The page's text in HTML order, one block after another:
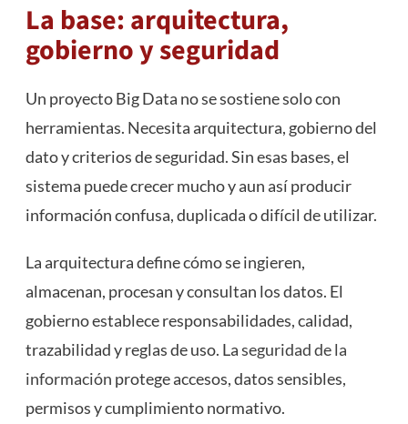
La base: arquitectura,
gobierno y seguridad
Un proyecto Big Data no se sostiene solo con
herramientas. Necesita arquitectura, gobierno del
dato y criterios de seguridad. Sin esas bases, el
sistema puede crecer mucho y aun así producir
información confusa, duplicada o difícil de utilizar.
La arquitectura define cómo se ingieren,
almacenan, procesan y consultan los datos. El
gobierno establece responsabilidades, calidad,
trazabilidad y reglas de uso. Laseguridad de la
información protege accesos, datos sensibles,
permisos y cumplimiento normativo.